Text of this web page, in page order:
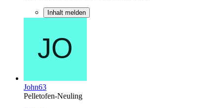
Inhalt melden
John63
Pelletofen-Neuling